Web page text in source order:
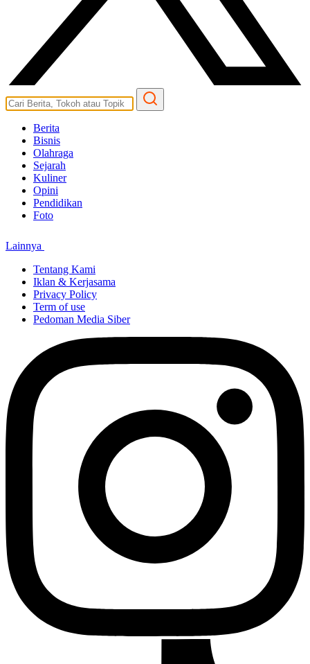
Berita
Bisnis
Olahraga
Sejarah
Kuliner
Opini
Pendidikan
Foto
Lainnya
Tentang Kami
Iklan & Kerjasama
Privacy Policy
Term of use
Pedoman Media Siber